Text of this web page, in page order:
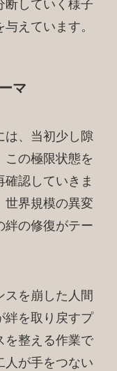
断していく様子
えています。
マ
は、当初少し隙
この極限状態を
認していきま
世界規模の異変
絆の修復がテー
スを崩した人間
絆を取り戻すプ
を整える作業で
人が手をつない